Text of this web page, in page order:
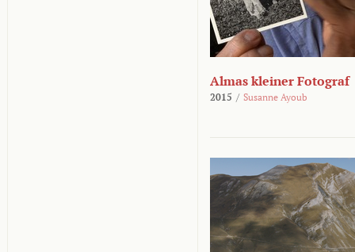
Almas kleiner Fotograf
2015 / Susanne Ayoub